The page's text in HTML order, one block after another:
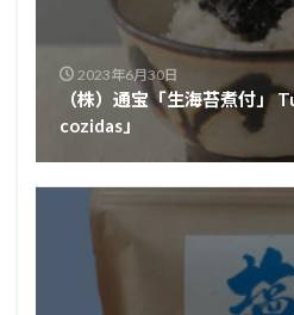
2023年6月30日
（株）通宝「生海苔煮付」
cozidas」